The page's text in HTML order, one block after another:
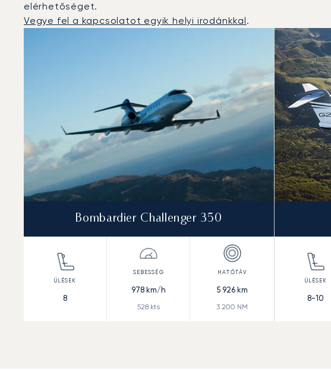
elérhetőséget.
Vegye fel a kapcsolatot egyik helyi irodánkkal.
Colorado Springs : A 3 legtöbbet repült repülőgép-típus a repülési
Hatótávolság (km)
Bombardier Challenger 350
8
978km/h
528kts
5 926km
3 200 NM
8-10